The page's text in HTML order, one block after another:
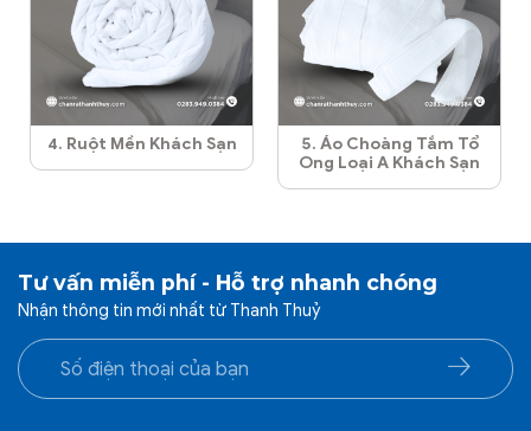
4. Ruột Mền Khách Sạn
5. Áo Choàng Tắm Tổ
Ong Loại A Khách Sạn
Tư vấn miễn phí - Hỗ trợ nhanh chóng
Nhận thông tin mới nhất từ Thanh Thuỷ